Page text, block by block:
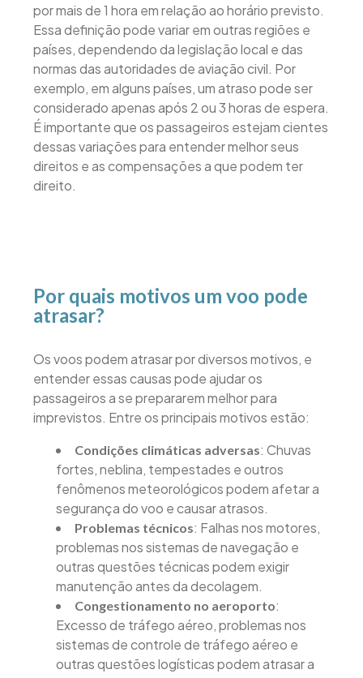
por mais de 1 hora em relação ao horário previsto.
Essa definição pode variar em outras regiões e
países, dependendo da legislação local e das
normas das autoridades de aviação civil. Por
exemplo, em alguns países, um atraso pode ser
considerado apenas após 2 ou 3 horas de espera.
É importante que os passageiros estejam cientes
dessas variações para entender melhor seus
direitos e as compensações a que podem ter
direito.
Por quais motivos um voo pode
atrasar?
Os voos podem atrasar por diversos motivos, e
entender essas causas pode ajudar os
passageiros a se prepararem melhor para
imprevistos. Entre os principais motivos estão:
Condições climáticas adversas: Chuvas
fortes, neblina, tempestades e outros
fenômenos meteorológicos podem afetar a
segurança do voo e causar atrasos.
Problemas técnicos: Falhas nos motores,
problemas nos sistemas de navegação e
outras questões técnicas podem exigir
manutenção antes da decolagem.
Congestionamento no aeroporto:
Excesso de tráfego aéreo, problemas nos
sistemas de controle de tráfego aéreo e
outras questões logísticas podem atrasar a